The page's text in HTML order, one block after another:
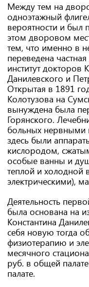
Между тем на
одноэтажный
вероятности и
этом дворовом
тем, что именно в
переведена
институт докторов
Данилевского и
Открытая в 1891
Колотузова на
вынуждена была
Горянского.
больных нервными
здесь были
кислородом,
особые ванны и
теплой и
электрическими),
Деятельность
была основана на
Константина
себя новую тогда
физиотерапию и
месячного
руб. в общей
палате.